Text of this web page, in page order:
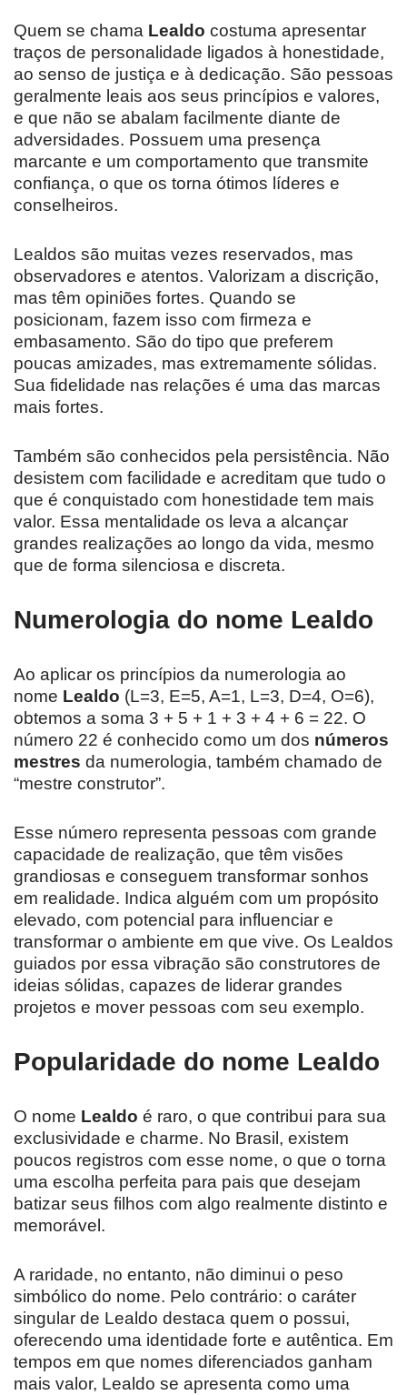
Quem se chama Lealdo costuma apresentar
traços de personalidade ligados à honestidade,
ao senso de justiça e à dedicação. São pessoas
geralmente leais aos seus princípios e valores,
e que não se abalam facilmente diante de
adversidades. Possuem uma presença
marcante e um comportamento que transmite
confiança, o que os torna ótimos líderes e
conselheiros.
Lealdos são muitas vezes reservados, mas
observadores e atentos. Valorizam a discrição,
mas têm opiniões fortes. Quando se
posicionam, fazem isso com firmeza e
embasamento. São do tipo que preferem
poucas amizades, mas extremamente sólidas.
Sua fidelidade nas relações é uma das marcas
mais fortes.
Também são conhecidos pela persistência. Não
desistem com facilidade e acreditam que tudo o
que é conquistado com honestidade tem mais
valor. Essa mentalidade os leva a alcançar
grandes realizações ao longo da vida, mesmo
que de forma silenciosa e discreta.
Numerologia do nome Lealdo
Ao aplicar os princípios da numerologia ao
nome Lealdo (L=3, E=5, A=1, L=3, D=4, O=6),
obtemos a soma 3 + 5 + 1 + 3 + 4 + 6 = 22. O
número 22 é conhecido como um dos números
mestres da numerologia, também chamado de
“mestre construtor”.
Esse número representa pessoas com grande
capacidade de realização, que têm visões
grandiosas e conseguem transformar sonhos
em realidade. Indica alguém com um propósito
elevado, com potencial para influenciar e
transformar o ambiente em que vive. Os Lealdos
guiados por essa vibração são construtores de
ideias sólidas, capazes de liderar grandes
projetos e mover pessoas com seu exemplo.
Popularidade do nome Lealdo
O nome Lealdo é raro, o que contribui para sua
exclusividade e charme. No Brasil, existem
poucos registros com esse nome, o que o torna
uma escolha perfeita para pais que desejam
batizar seus filhos com algo realmente distinto e
memorável.
A raridade, no entanto, não diminui o peso
simbólico do nome. Pelo contrário: o caráter
singular de Lealdo destaca quem o possui,
oferecendo uma identidade forte e autêntica. Em
tempos em que nomes diferenciados ganham
mais valor, Lealdo se apresenta como uma